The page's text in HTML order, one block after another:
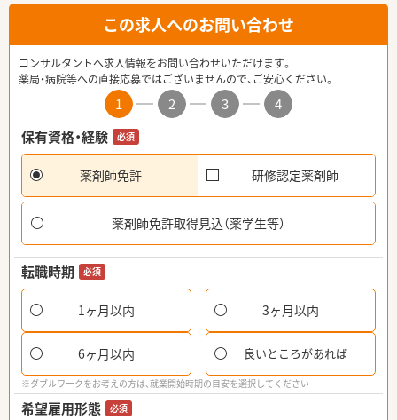
この求人へのお問い合わせ
コンサルタントへ求人情報をお問い合わせいただけます。
薬局・病院等への直接応募ではございませんので、ご安心ください。
1 2 3
4
保有資格・経験
必須
薬剤師免許 研修認定薬剤師
薬剤師免許取得見込（薬学生等）
転職時期 必須
1ヶ月以内 3ヶ月以内
6ヶ月以内 良いところがあれば
※ダブルワークをお考えの方は、就業開始時期の目安を選択してください
希望雇用形態 必須